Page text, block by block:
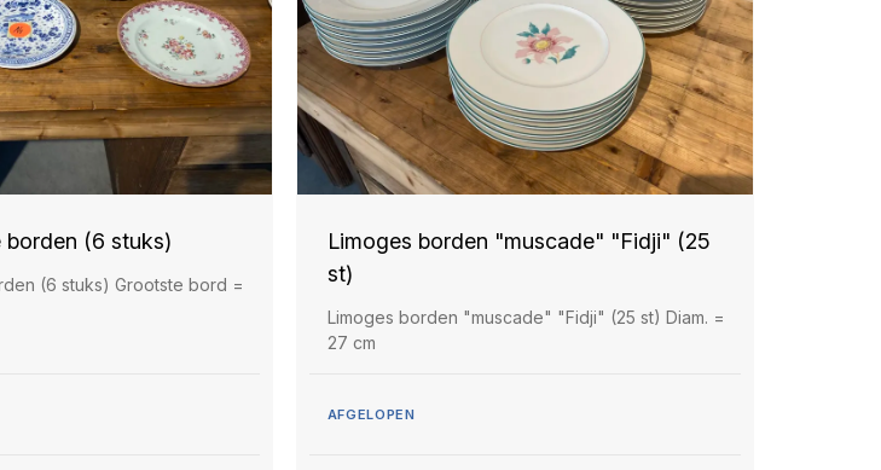
borden (6 stuks)
(6 stuks) Grootste bord =
Limoges borden "muscade" "Fidji" (25
st)
Limoges borden "muscade" "Fidji" (25 st) Diam. =
27 cm
AFGELOPEN